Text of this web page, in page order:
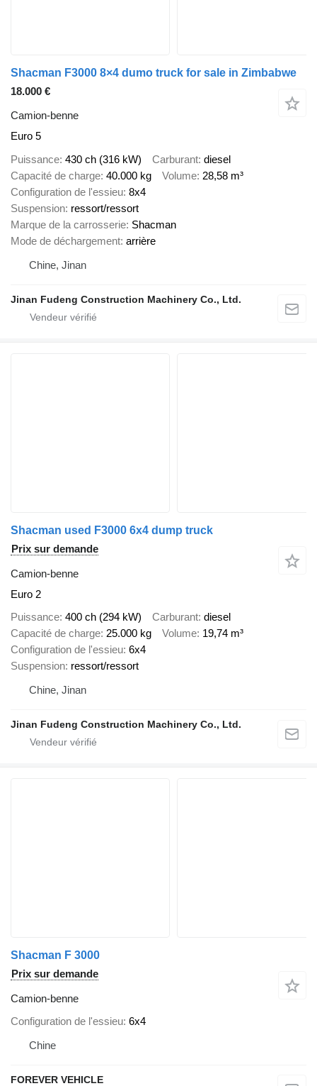
Shacman F3000 8×4 dumo truck for sale in Zimbabwe
18.000 €
Camion-benne
Euro 5
Puissance 430 ch (316 kW) Carburant diesel
Capacité de charge 40.000 kg Volume 28,58 m³
Configuration de l'essieu 8x4
Suspension ressort/ressort
Marque de la carrosserie Shacman
Mode de déchargement arrière
Chine, Jinan
Jinan Fudeng Construction Machinery Co., Ltd.
Shacman used F3000 6x4 dump truck
Prix sur demande
Camion-benne
Euro 2
Puissance 400 ch (294 kW) Carburant diesel
Capacité de charge 25.000 kg Volume 19,74 m³
Configuration de l'essieu 6x4
Suspension ressort/ressort
Chine, Jinan
Jinan Fudeng Construction Machinery Co., Ltd.
Shacman F 3000
Prix sur demande
Camion-benne
Configuration de l'essieu 6x4
Chine
FOREVER VEHICLE